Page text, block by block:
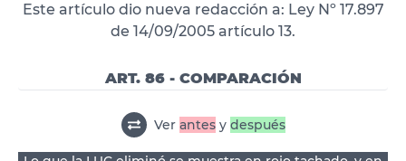
Este artículo dio nueva redacción a: Ley Nº 17.897
de 14/09/2005 artículo 13.
ART. 86 - COMPARACIÓN
Ver antesy después